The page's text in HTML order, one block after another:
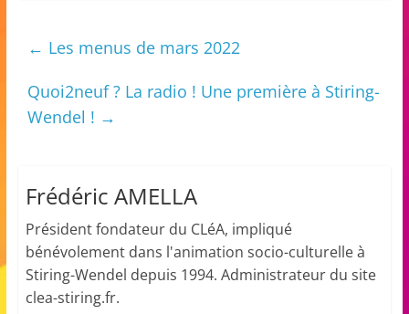
l
C
← Les menus de mars 2022
Quoi2neuf ? La radio ! Une première à Stiring-
Wendel ! →
Frédéric AMELLA
Président fondateur du CLéA, impliqué
bénévolement dans l'animation socio-culturelle à
Stiring-Wendel depuis 1994. Administrateur du site
clea-stiring.fr.